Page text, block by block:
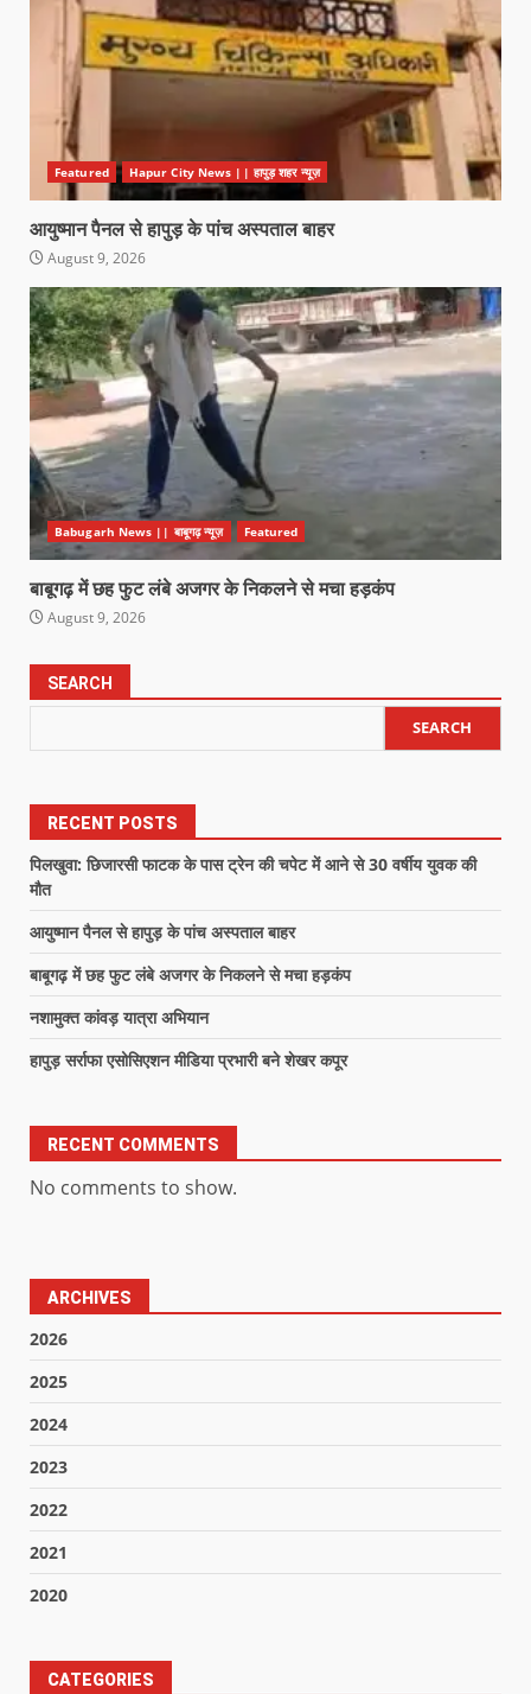
Featured Hapur City News || हापुड़ शहर न्यूज़
आयुष्मान पैनल से हापुड़ के पांच अस्पताल बाहर
August 9, 2026
Babugarh News || बाबूगढ़ न्यूज़ Featured
बाबूगढ़ में छह फुट लंबे अजगर के निकलने से मचा हड़कंप
August 9, 2026
SEARCH
SEARCH
RECENT POSTS
पिलखुवा: छिजारसी फाटक के पास ट्रेन की चपेट में आने से 30 वर्षीय युवक की
मौत
आयुष्मान पैनल से हापुड़ के पांच अस्पताल बाहर
बाबूगढ़ में छह फुट लंबे अजगर के निकलने से मचा हड़कंप
नशामुक्त कांवड़ यात्रा अभियान
हापुड़ सर्राफा एसोसिएशन मीडिया प्रभारी बने शेखर कपूर
RECENT COMMENTS
No comments to show.
ARCHIVES
2026
2025
2024
2023
2022
2021
2020
CATEGORIES